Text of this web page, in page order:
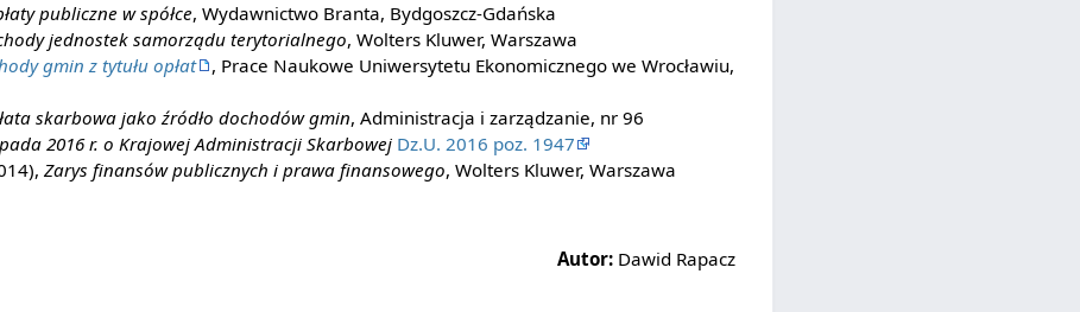
publiczne w spółce, Wydawnictwo Branta, Bydgoszcz-Gdańska
jednostek samorządu terytorialnego, Wolters Kluwer, Warszawa
gmin z tytułu opłat
, Prace Naukowe Uniwersytetu Ekonomicznego we Wrocławiu,
skarbowa jako źródło dochodów gmin, Administracja i zarządzanie, nr 96
2016 r. o Krajowej Administracji Skarbowej Dz.U. 2016 poz. 1947
Zarys finansów publicznych i prawa finansowego, Wolters Kluwer, Warszawa
Autor: Dawid Rapacz